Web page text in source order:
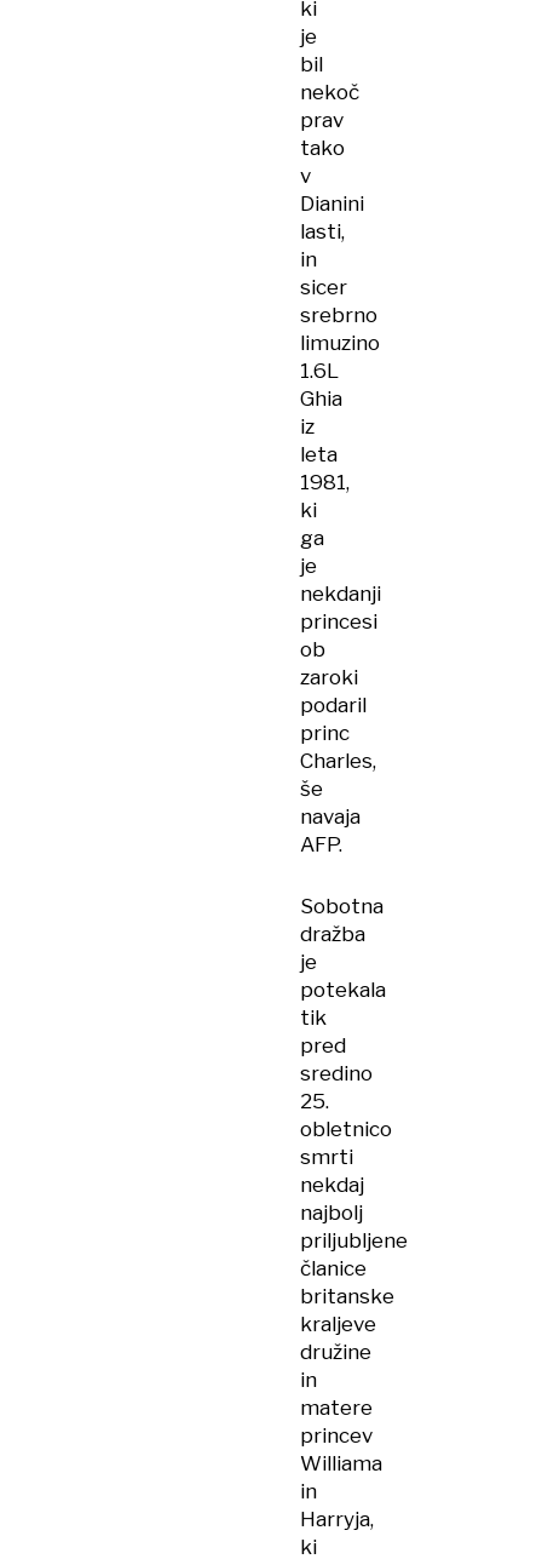
ki
je
bil
nekoč
prav
tako
v
Dianini
lasti,
in
sicer
srebrno
limuzino
1.6L
Ghia
iz
leta
1981,
ki
ga
je
nekdanji
princesi
ob
zaroki
podaril
princ
Charles,
še
navaja
AFP.
Sobotna
dražba
je
potekala
tik
pred
sredino
25.
obletnico
smrti
nekdaj
najbolj
priljubljene
članice
britanske
kraljeve
družine
in
matere
princev
Williama
in
Harryja,
ki